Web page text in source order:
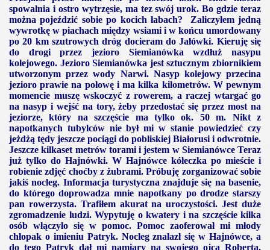
spowalnia i ostro wytrzęsie, ma tez swój urok. Bo gdzie teraz
można pojeździć sobie po kocich łabach? Zaliczyłem jedną
wywrotkę w piachach między wsiami i w końcu umordowany
po20 kmszutrowych dróg docieram do Jałówki. Kieruję się
do drogi przez jezioro Siemianówka wzdłuż nasypu
kolejowego. Jezioro Siemianówka jest sztucznym zbiornikiem
utworzonym przez wody Narwi. Nasyp kolejowy przecina
jezioro prawie na połowę i ma kilka kilometrów. W pewnym
momencie muszę wskoczyć z rowerem, a raczej wtargać go
na nasyp i wejść na tory, żeby przedostać się przez most na
jeziorze, który na szczęście ma tylko ok. 50 m. Nikt z
napotkanych tubylców nie był mi w stanie powiedzieć czy
jeżdżą tędy jeszcze pociągi do pobliskiej Białorusi i odwrotnie.
Jeszcze kilkaset metrów torami i jestem w Siemianówce Teraz
już tylko do Hajnówki. W Hajnówce kółeczka po mieście i
robienie zdjęć choćby z żubrami. Próbuję zorganizować sobie
jakiś nocleg. Informacja turystyczna znajduje się na basenie,
do którego doprowadza mnie napotkany po drodze starszy
pan rowerzysta. Trafiłem akurat na uroczystości. Jest duże
zgromadzenie ludzi. Wypytuję o kwatery i na szczęście kilka
osób włączyło się w pomoc. Pomoc zaoferował mi młody
chłopak o imieniu Patryk. Nocleg znalazł się w Hajnówce, a
do tego Patryk dał mi namiary na swojego ojca Roberta,